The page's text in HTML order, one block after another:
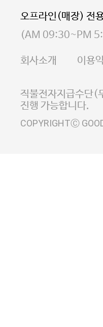
통신판매업 신고
사업자등록번호
E-MAIL
사업자정보확인
오프라인(매장) 전
(AM 09:30~PM
회사소개 이용
직불전자지급수단(
진행 가능합니다.
COPYRIGHTⒸ